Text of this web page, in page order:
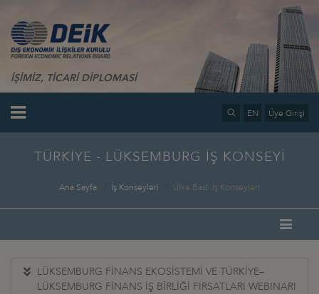
İŞİMİZ, TİCARİ DİPLOMASİ
EN Üye Girişi
TÜRKİYE - LÜKSEMBURG İŞ KONSEYİ
Ana Sayfa İş Konseyleri Ülke Bazlı İş Konseyleri
LÜKSEMBURG FİNANS EKOSİSTEMİ VE TÜRKİYE–
LÜKSEMBURG FİNANS İŞ BİRLİĞİ FIRSATLARI WEBINARI